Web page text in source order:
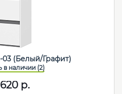
(Белый/Графит)
р.